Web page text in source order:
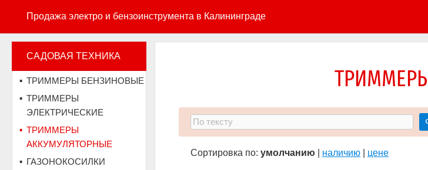
Продажа электро и бензоинструмента в Калининграде
САДОВАЯ ТЕХНИКА
ТРИММЕРЫ БЕНЗИНОВЫЕ
ТРИММЕРЫ
ЭЛЕКТРИЧЕСКИЕ
ТРИММЕРЫ
АККУМУЛЯТОРНЫЕ
ГАЗОНОКОСИЛКИ
Сортировка по: умолчанию наличию цене